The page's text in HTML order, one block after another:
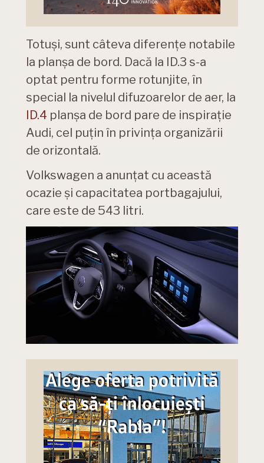
Totuși, sunt câteva diferențe notabile
la planșa de bord. Dacă la ID.3 s-a
optat pentru forme rotunjite, în
special la nivelul difuzoarelor de aer, la
ID.4 planșa de bord pare de inspirație
Audi, cel puțin în privința organizării
de orizontală.
Volkswagen a anunțat cu această
ocazie și capacitatea portbagajului,
care este de 543 litri.